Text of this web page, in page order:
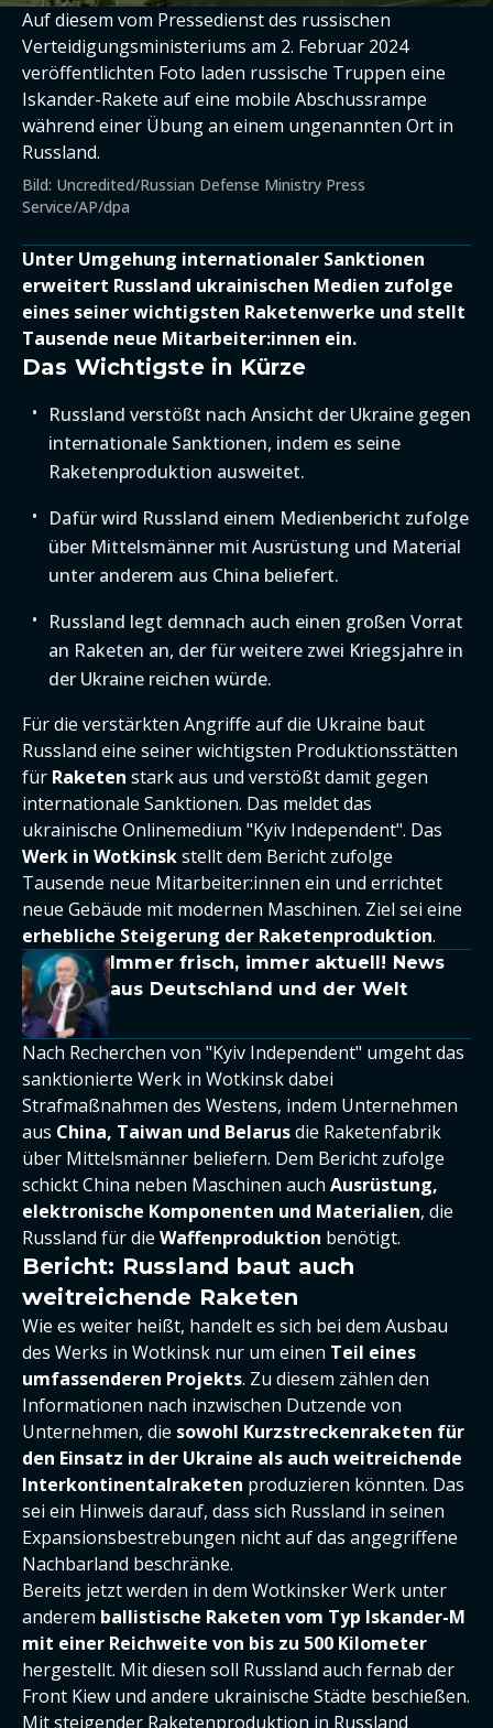
Auf diesem vom Pressedienst des russischen
Verteidigungsministeriums am 2. Februar 2024
veröffentlichten Foto laden russische Truppen eine
Iskander-Rakete auf eine mobile Abschussrampe
während einer Übung an einem ungenannten Ort in
Russland.
Bild: Uncredited/Russian Defense Ministry Press
Service/AP/dpa
Unter Umgehung internationaler Sanktionen
erweitert Russland ukrainischen Medien zufolge
eines seiner wichtigsten Raketenwerke und stellt
Tausende neue Mitarbeiter:innen ein.
Das Wichtigste in Kürze
Russland verstößt nach Ansicht der Ukraine gegen
internationale Sanktionen, indem es seine
Raketenproduktion ausweitet.
Dafür wird Russland einem Medienbericht zufolge
über Mittelsmänner mit Ausrüstung und Material
unter anderem aus China beliefert.
Russland legt demnach auch einen großen Vorrat
an Raketen an, der für weitere zwei Kriegsjahre in
der Ukraine reichen würde.
Für die verstärkten Angriffe auf die Ukraine baut
Russland eine seiner wichtigsten Produktionsstätten
für Raketen stark aus und verstößt damit gegen
internationale Sanktionen. Das meldet das
ukrainische Onlinemedium "Kyiv Independent". Das
Werk in Wotkinskstellt dem Bericht zufolge
Tausende neue Mitarbeiter:innen ein und errichtet
neue Gebäude mit modernen Maschinen. Ziel sei eine
erhebliche Steigerung der Raketenproduktion.
Immer frisch, immer aktuell! News
aus Deutschland und der Welt
Nach Recherchen von "Kyiv Independent" umgeht das
sanktionierte Werk in Wotkinsk dabei
Strafmaßnahmen des Westens, indem Unternehmen
aus China, Taiwan und Belarusdie Raketenfabrik
über Mittelsmänner beliefern. Dem Bericht zufolge
schickt China neben Maschinen auch Ausrüstung,
elektronische Komponenten und Materialien, die
Russland für die Waffenproduktion benötigt.
Bericht: Russland baut auch
weitreichende Raketen
Wie es weiter heißt, handelt es sich bei dem Ausbau
des Werks in Wotkinsk nur um einen Teil eines
umfassenderen Projekts. Zu diesem zählen den
Informationen nach inzwischen Dutzende von
Unternehmen, die sowohl Kurzstreckenraketen für
den Einsatz in der Ukraine als auch weitreichende
Interkontinentalraketen produzieren könnten. Das
sei ein Hinweis darauf, dass sich Russland in seinen
Expansionsbestrebungen nicht auf das angegriffene
Nachbarland beschränke.
Bereits jetzt werden in dem Wotkinsker Werk unter
anderem ballistische Raketen vom Typ Iskander-M
mit einer Reichweite von bis zu 500 Kilometer
hergestellt. Mit diesen soll Russland auch fernab der
Front Kiew und andere ukrainische Städte beschießen.
Mit steigender Raketenproduktion in Russland